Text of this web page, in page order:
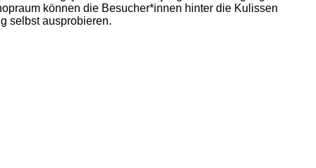
können die Besucher*innen hinter die Kulissen
selbst ausprobieren.